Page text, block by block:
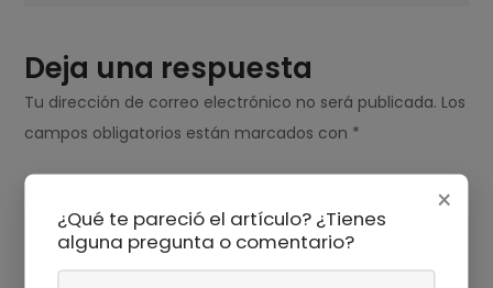
Deja una respuesta
Tu dirección de correo electrónico no será publicada. Los
campos obligatorios están marcados con *
Comentario ×
¿Qué te pareció el artículo? ¿Tienes
alguna pregunta o comentario?